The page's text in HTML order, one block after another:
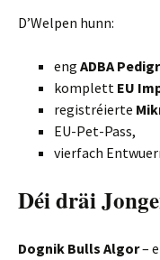
D’Welpen hunn:
eng ADBA
komplett EU
registréierte
EU-Pet-Pass,
vierfach
Déi dräi
Dognik Bulls Algor–